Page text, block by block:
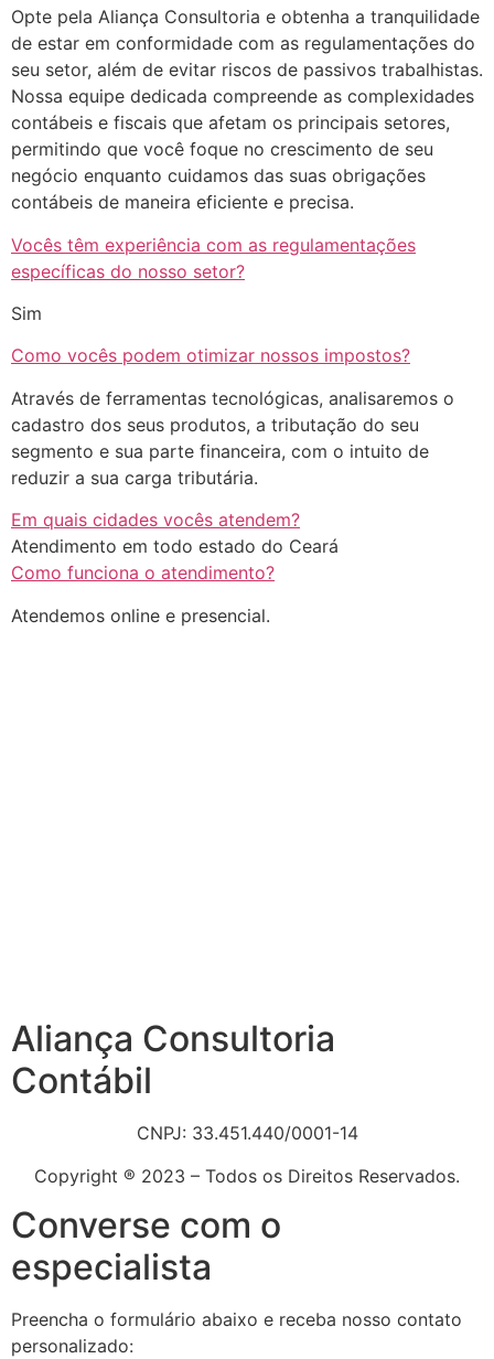
Opte pela Aliança Consultoria e obtenha a tranquilidade
de estar em conformidade com as regulamentações do
seu setor, além de evitar riscos de passivos trabalhistas.
Nossa equipe dedicada compreende as complexidades
contábeis e fiscais que afetam os principais setores,
permitindo que você foque no crescimento de seu
negócio enquanto cuidamos das suas obrigações
contábeis de maneira eficiente e precisa.
Vocês têm experiência com as regulamentações
específicas do nosso setor?
Sim
Como vocês podem otimizar nossos impostos?
Através de ferramentas tecnológicas, analisaremos o
cadastro dos seus produtos, a tributação do seu
segmento e sua parte financeira, com o intuito de
reduzir a sua carga tributária.
Em quais cidades vocês atendem?
Atendimento em todo estado do Ceará
Como funciona o atendimento?
Atendemos online e presencial.
Aliança Consultoria
Contábil
CNPJ: 33.451.440/0001-14
Copyright ® 2023 – Todos os Direitos Reservados.
Converse com o
especialista
Preencha o formulário abaixo e receba nosso contato
personalizado: